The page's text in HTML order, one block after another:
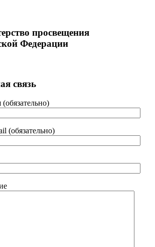
просвещения
Федерации
связь
(обязательно)